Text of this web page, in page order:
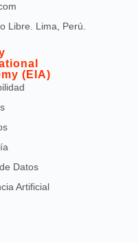
Libre. Lima, Perú.
(EIA)
Datos
Artificial